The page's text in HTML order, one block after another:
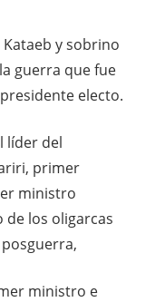
y sobrino
guerra que fue
electo.
líder del
primer
ministro
de los oligarcas
ministro e